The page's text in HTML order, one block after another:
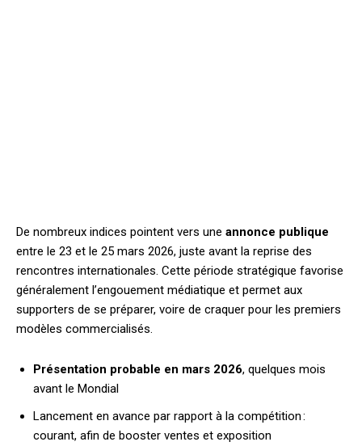
De nombreux indices pointent vers une annonce publique
entre le 23 et le 25 mars 2026, juste avant la reprise des
rencontres internationales. Cette période stratégique favorise
généralement l’engouement médiatique et permet aux
supporters de se préparer, voire de craquer pour les premiers
modèles commercialisés.
Présentation probable en mars 2026, quelques mois
avant le Mondial
Lancement en avance par rapport à la compétition :
courant, afin de booster ventes et exposition